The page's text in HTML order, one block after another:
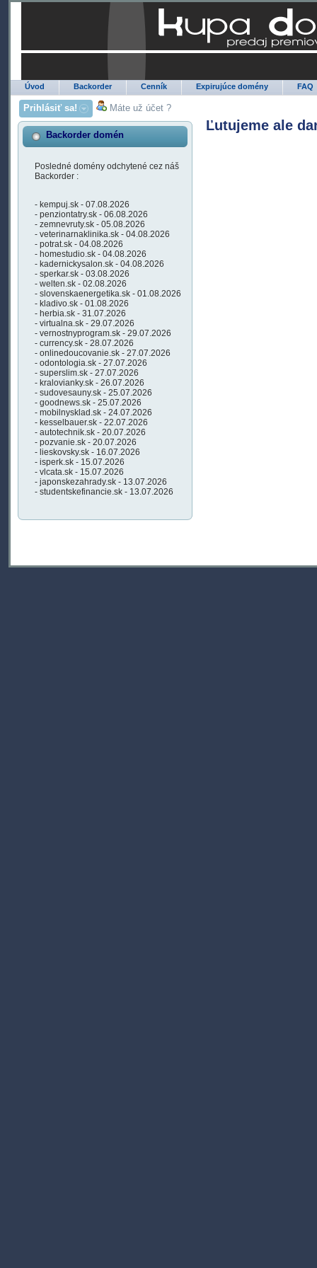
Úvod Backorder Cenník Expirujúce domény FAQ
Prihlásiť sa! Máte už účet ?
Backorder domén
Posledné domény odchytené cez náš
Backorder :
- kempuj.sk - 07.08.2026
- penziontatry.sk - 06.08.2026
- zemnevruty.sk - 05.08.2026
- veterinarnaklinika.sk - 04.08.2026
- potrat.sk - 04.08.2026
- homestudio.sk - 04.08.2026
- kadernickysalon.sk - 04.08.2026
- sperkar.sk - 03.08.2026
- welten.sk - 02.08.2026
- slovenskaenergetika.sk - 01.08.2026
- kladivo.sk - 01.08.2026
- herbia.sk - 31.07.2026
- virtualna.sk - 29.07.2026
- vernostnyprogram.sk - 29.07.2026
- currency.sk - 28.07.2026
- onlinedoucovanie.sk - 27.07.2026
- odontologia.sk - 27.07.2026
- superslim.sk - 27.07.2026
- kralovianky.sk - 26.07.2026
- sudovesauny.sk - 25.07.2026
- goodnews.sk - 25.07.2026
- mobilnysklad.sk - 24.07.2026
- kesselbauer.sk - 22.07.2026
- autotechnik.sk - 20.07.2026
- pozvanie.sk - 20.07.2026
- lieskovsky.sk - 16.07.2026
- isperk.sk - 15.07.2026
- vlcata.sk - 15.07.2026
- japonskezahrady.sk - 13.07.2026
- studentskefinancie.sk - 13.07.2026
Ľutujeme ale